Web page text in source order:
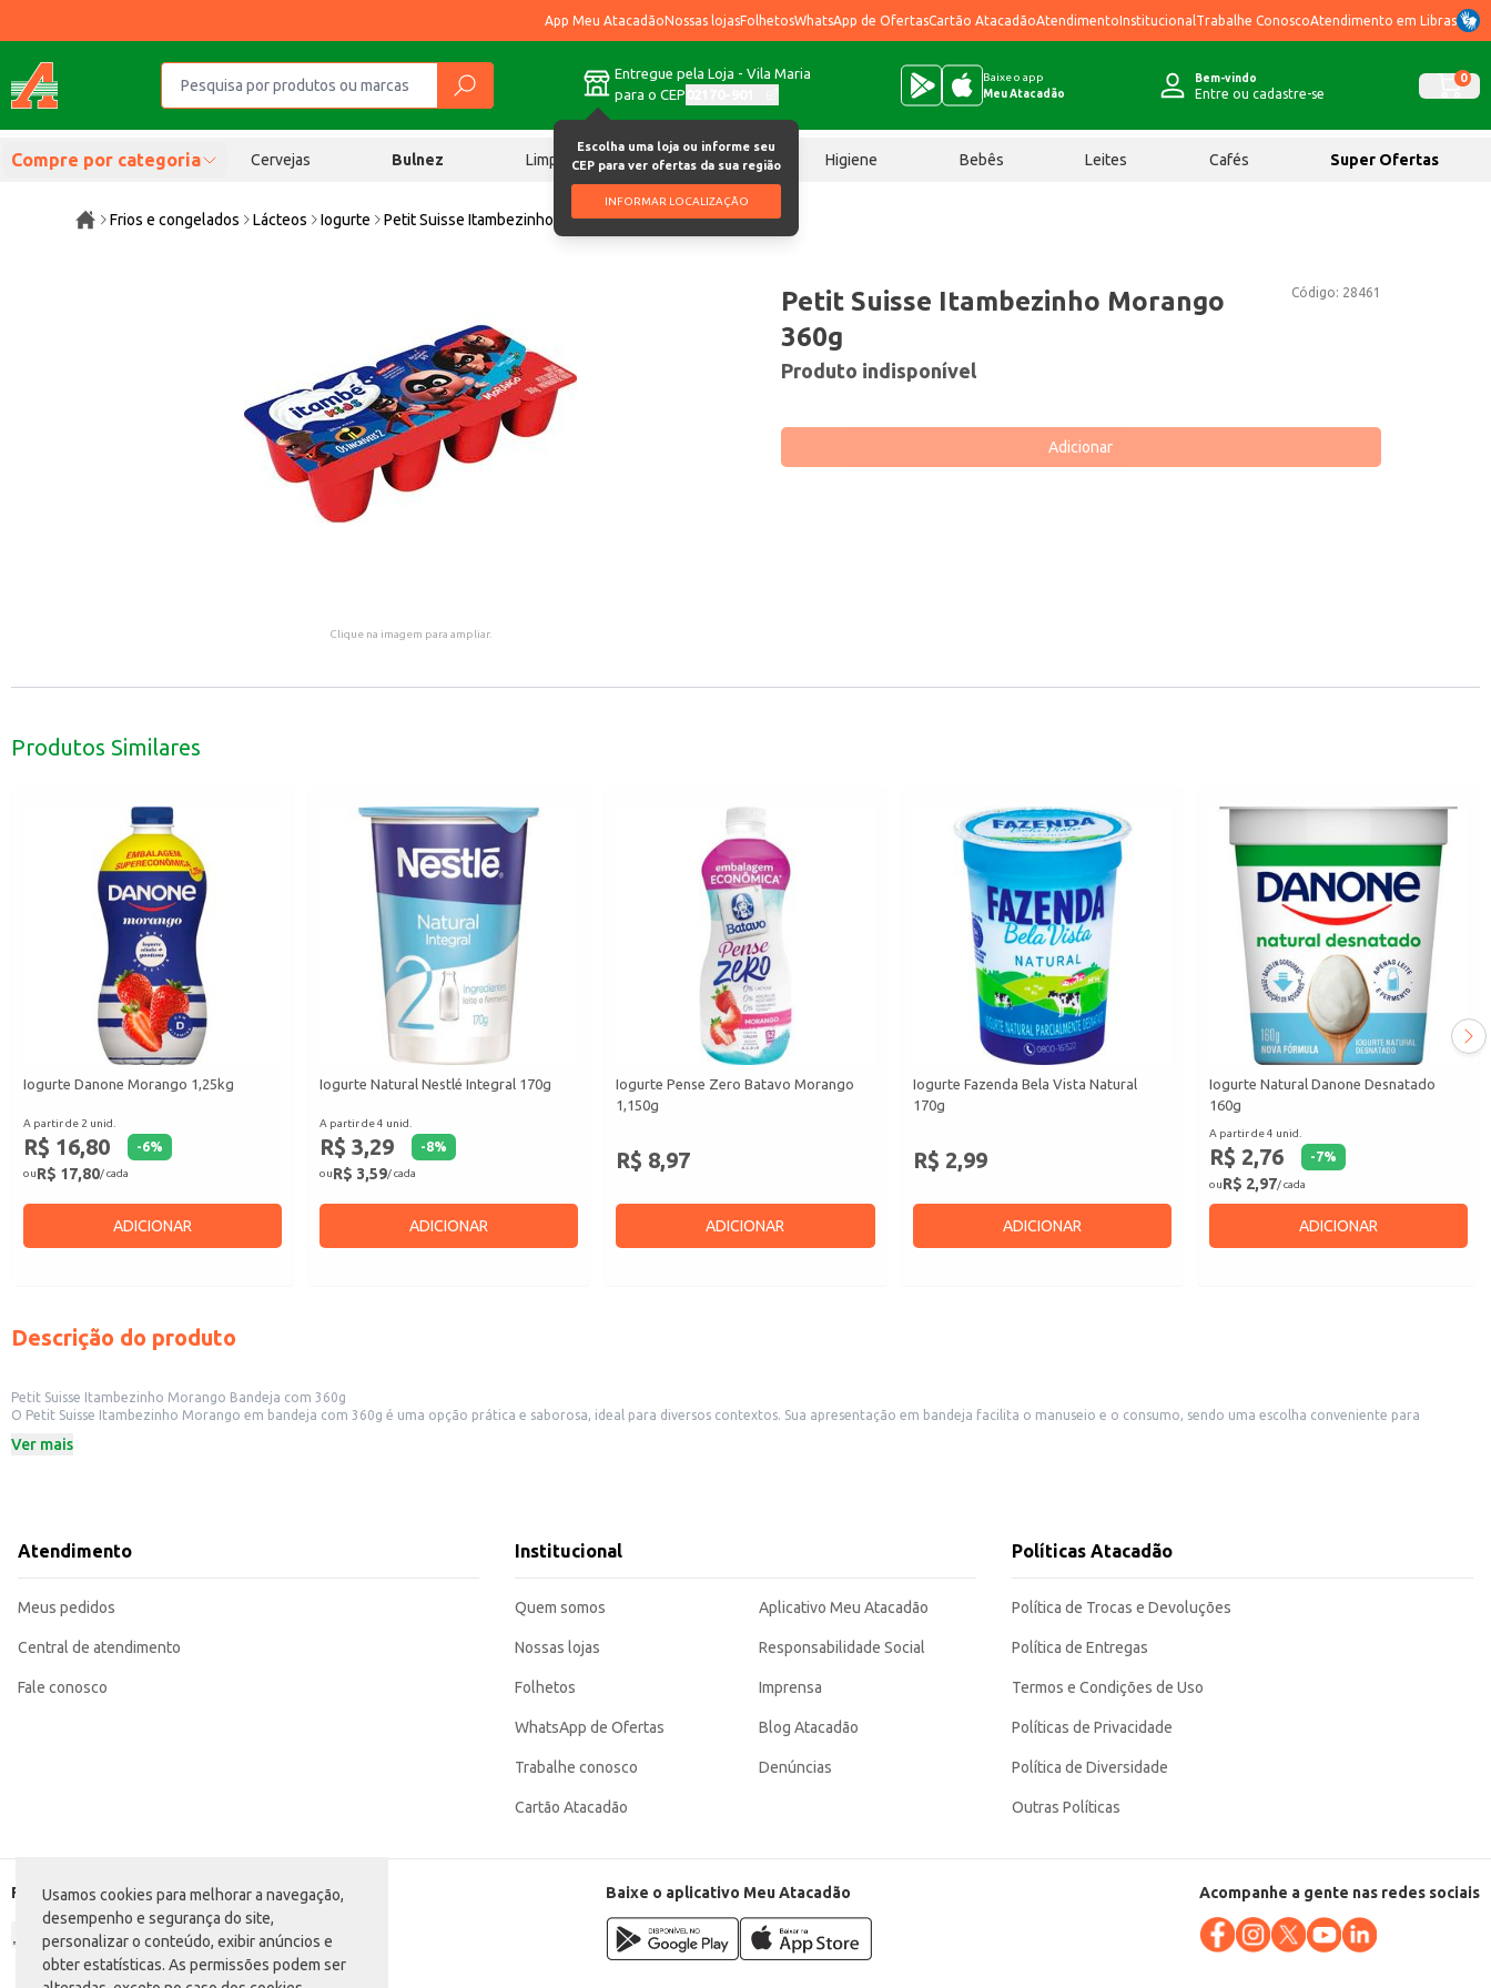
Usamos cookies para melhorar a navegação,
desempenho e segurança do site,
personalizar o conteúdo, exibir anúncios e
obter estatísticas. As permissões podem ser
App Meu AtacadãoNossas lojasFolhetosWhatsApp de OfertasCartão AtacadãoAtendimentoInstitucional Trabalhe ConoscoAtendimento em Libras
Entregue pela Loja - Vila Maria
para o CEP
Escolha uma loja ou informe seu
CEP para ver ofertas da sua região
INFORMAR LOCALIZAÇÃO
Baixe o app
Meu Atacadão
Bem-vindo
Entre ou cadastre-se
0
Compre por categoria Cervejas Bulnez Limpeza Chocolates Higiene Bebês Leites Cafés Super Ofertas
Frios e congelados Lácteos Iogurte Petit Suisse Itambezinho Morango 360g
Clique na imagem para ampliar.
Código: 28461
Petit Suisse Itambezinho Morango
360g
Produto indisponível
Adicionar
Produtos Similares
Iogurte Danone Morango 1,25kg
A partir de 2 unid.
R$ 16,80 -6%
ouR$ 17,80/ cada
ADICIONAR
Iogurte Natural Nestlé Integral 170g
A partir de 4 unid.
R$ 3,29 -8%
ouR$ 3,59/ cada
ADICIONAR
Iogurte Pense Zero Batavo Morango
1,150g
R$ 8,97
ADICIONAR
Iogurte Fazenda Bela Vista Natural
170g
R$ 2,99
ADICIONAR
Iogurte Natural Danone Desnatado
160g
A partir de 4 unid.
R$ 2,76 -7%
ouR$ 2,97/ cada
ADICIONAR
Descrição do produto
Petit Suisse Itambezinho Morango Bandeja com 360g
O Petit Suisse Itambezinho Morango em bandeja com 360g é uma opção prática e saborosa, ideal para diversos contextos. Sua apresentação em bandeja facilita o manuseio e o consumo, sendo uma escolha conveniente para
produtos convenientes e de qualidade.
Ideal para revenda em diversos tipos de estabelecimentos comerciais.
O Petit Suisse Itambezinho Morango proporciona praticidade e um sabor agradável, atendendo às necessidades de consumidores e comerciantes que buscam produtos de qualidade e conveniência. Sua embalagem em bandeja garante
Marca: Itambezinho
Categoria: Iogurte
EAN: 16154944
Ver mais
Atendimento
Meus pedidos
Central de atendimento
Fale conosco
Institucional
Quem somos
Nossas lojas
Folhetos
WhatsApp de Ofertas
Trabalhe conosco
Cartão Atacadão
Aplicativo Meu Atacadão
Responsabilidade Social
Imprensa
Blog Atacadão
Denúncias
Políticas Atacadão
Política de Trocas e Devoluções
Política de Entregas
Termos e Condições de Uso
Políticas de Privacidade
Política de Diversidade
Outras Políticas
Formas de pagamento Baixe o aplicativo Meu Atacadão Acompanhe a gente nas redes sociais